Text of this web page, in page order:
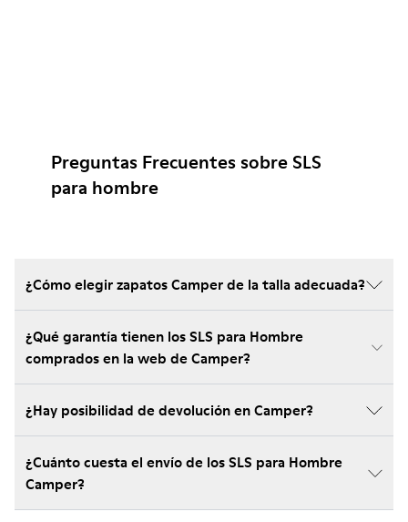
Preguntas Frecuentes sobre SLS
para hombre
¿Cómo elegir zapatos Camper de la talla adecuada?
¿Qué garantía tienen los SLS para Hombre
comprados en la web de Camper?
¿Hay posibilidad de devolución en Camper?
¿Cuánto cuesta el envío de los SLS para Hombre
Camper?